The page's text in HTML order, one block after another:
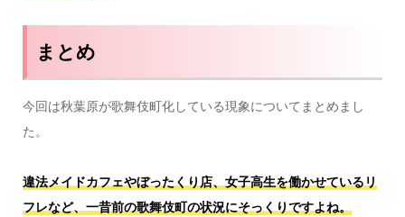
まとめ
今回は秋葉原が歌舞伎町化している現象についてまとめまし
た。
違法メイドカフェやぼったくり店、女子高生を働かせているリ
フレなど、一昔前の歌舞伎町の状況にそっくりですよね。